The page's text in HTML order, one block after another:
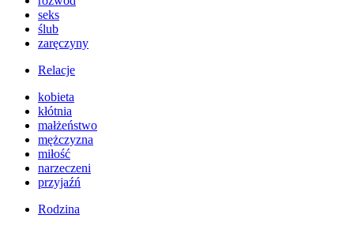
seks
ślub
zaręczyny
Relacje
kobieta
kłótnia
małżeństwo
mężczyzna
miłość
narzeczeni
przyjaźń
Rodzina